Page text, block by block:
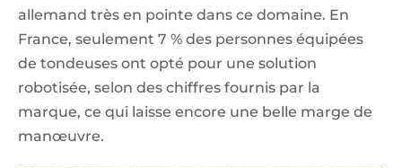
allemand très en pointe dans ce domaine. En
France, seulement 7 % des personnes équipées
de tondeuses ont opté pour une solution
robotisée, selon des chiffres fournis par la
marque, ce qui laisse encore une belle marge de
manœuvre.